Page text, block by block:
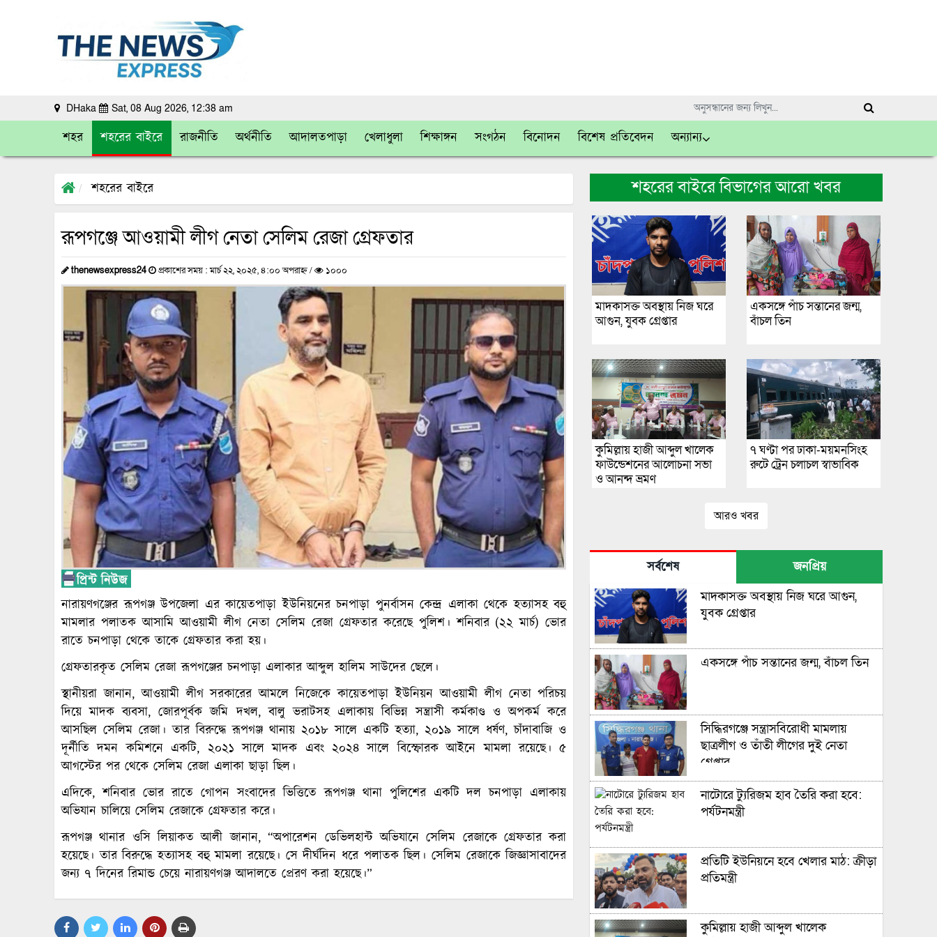
DHaka Sat, 08 Aug 2026, 12:38 am
শহর শহরের বাইরে রাজনীতি অর্থনীতি আদালতপাড়া খেলাধুলা শিক্ষাঙ্গন সংগঠন বিনোদন বিশেষ প্রতিবেদন অন্যান্য
শহরের বাইরে
রূপগঞ্জে আওয়ামী লীগ নেতা সেলিম রেজা গ্রেফতার
thenewsexpress24 প্রকাশের সময় : মার্চ ২২, ২০২৫, ৪:০০ অপরাহ্ন / ১০০০
নারায়ণগঞ্জের রূপগঞ্জ উপজেলা এর কায়েতপাড়া ইউনিয়নের চনপাড়া পুনর্বাসন কেন্দ্র এলাকা থেকে হত্যাসহ বহু
মামলার পলাতক আসামি আওয়ামী লীগ নেতা সেলিম রেজা গ্রেফতার করেছে পুলিশ। শনিবার (২২ মার্চ) ভোর
রাতে চনপাড়া থেকে তাকে গ্রেফতার করা হয়।
গ্রেফতারকৃত সেলিম রেজা রূপগঞ্জের চনপাড়া এলাকার আব্দুল হালিম সাউদের ছেলে।
স্থানীয়রা জানান, আওয়ামী লীগ সরকারের আমলে নিজেকে কায়েতপাড়া ইউনিয়ন আওয়ামী লীগ নেতা পরিচয়
দিয়ে মাদক ব্যবসা, জোরপূর্বক জমি দখল, বালু ভরাটসহ এলাকায় বিভিন্ন সন্ত্রাসী কর্মকাণ্ড ও অপকর্ম করে
আসছিল সেলিম রেজা। তার বিরুদ্ধে রূপগঞ্জ থানায় ২০১৮ সালে একটি হত্যা, ২০১৯ সালে ধর্ষণ, চাঁদাবাজি ও
দূর্নীতি দমন কমিশনে একটি, ২০২১ সালে মাদক এবং ২০২৪ সালে বিস্ফোরক আইনে মামলা রয়েছে। ৫
আগস্টের পর থেকে সেলিম রেজা এলাকা ছাড়া ছিল।
এদিকে, শনিবার ভোর রাতে গোপন সংবাদের ভিত্তিতে রূপগঞ্জ থানা পুলিশের একটি দল চনপাড়া এলাকায়
অভিযান চালিয়ে সেলিম রেজাকে গ্রেফতার করে।
রূপগঞ্জ থানার ওসি লিয়াকত আলী জানান, “অপারেশন ডেভিলহান্ট অভিযানে সেলিম রেজাকে গ্রেফতার করা
হয়েছে। তার বিরুদ্ধে হত্যাসহ বহু মামলা রয়েছে। সে দীর্ঘদিন ধরে পলাতক ছিল। সেলিম রেজাকে জিজ্ঞাসাবাদের
জন্য ৭ দিনের রিমান্ড চেয়ে নারায়ণগঞ্জ আদালতে প্রেরণ করা হয়েছে।”
শহরের বাইরে বিভাগের আরো খবর
মাদকাসক্ত অবস্থায় নিজ ঘরে
আগুন, যুবক গ্রেপ্তার
একসঙ্গে পাঁচ সন্তানের জন্ম,
বাঁচল তিন
কুমিল্লায় হাজী আব্দুল খালেক
ফাউন্ডেশনের আলোচনা সভা
ও আনন্দ ভ্রমণ
৭ ঘণ্টা পর ঢাকা-ময়মনসিংহ
রুটে ট্রেন চলাচল স্বাভাবিক
আরও খবর
সর্বশেষ জনপ্রিয়
মাদকাসক্ত অবস্থায় নিজ ঘরে আগুন,
যুবক গ্রেপ্তার
একসঙ্গে পাঁচ সন্তানের জন্ম, বাঁচল তিন
সিদ্ধিরগঞ্জে সন্ত্রাসবিরোধী মামলায়
ছাত্রলীগ ও তাঁতী লীগের দুই নেতা
গ্রেপ্তার
নাটোরে ট্যুরিজম হাব তৈরি করা হবে:
পর্যটনমন্ত্রী
প্রতিটি ইউনিয়নে হবে খেলার মাঠ: ক্রীড়া
প্রতিমন্ত্রী
কুমিল্লায় হাজী আব্দুল খালেক